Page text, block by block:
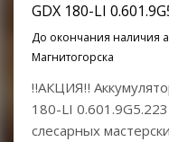
GDX 180-LI
До окончания наличия
Магнитогорска
‼АКЦИЯ‼
180-LI
слесарных